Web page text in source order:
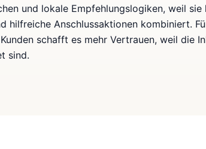
und lokale Empfehlungslogiken, weil sie
hilfreiche Anschlussaktionen kombiniert.
schafft es mehr Vertrauen, weil die
sind.